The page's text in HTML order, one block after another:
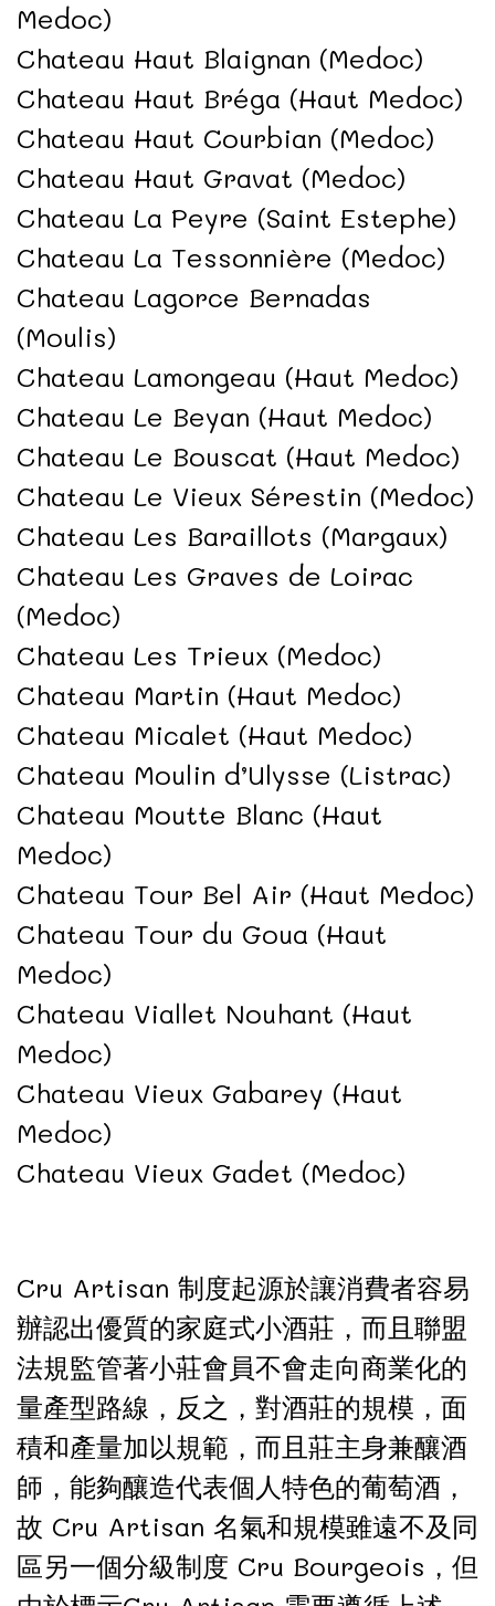
Medoc)
Chateau Haut Blaignan (Medoc)
Chateau Haut Bréga (Haut Medoc)
Chateau Haut Courbian (Medoc)
Chateau Haut Gravat (Medoc)
Chateau La Peyre (Saint Estephe)
Chateau La Tessonnière (Medoc)
Chateau Lagorce Bernadas
(Moulis)
Chateau Lamongeau (Haut Medoc)
Chateau Le Beyan (Haut Medoc)
Chateau Le Bouscat (Haut Medoc)
Chateau Le Vieux Sérestin (Medoc)
Chateau Les Baraillots (Margaux)
Chateau Les Graves de Loirac
(Medoc)
Chateau Les Trieux (Medoc)
Chateau Martin (Haut Medoc)
Chateau Micalet (Haut Medoc)
Chateau Moulin d’Ulysse (Listrac)
Chateau Moutte Blanc (Haut
Medoc)
Chateau Tour Bel Air (Haut Medoc)
Chateau Tour du Goua (Haut
Medoc)
Chateau Viallet Nouhant (Haut
Medoc)
Chateau Vieux Gabarey (Haut
Medoc)
Chateau Vieux Gadet (Medoc)
Cru Artisan 制度起源於讓消費者容易
辦認出優質的家庭式小酒莊，而且聯盟
法規監管著小莊會員不會走向商業化的
量產型路線，反之，對酒莊的規模，面
積和產量加以規範，而且莊主身兼釀酒
師，能夠釀造代表個人特色的葡萄酒，
故 Cru Artisan 名氣和規模雖遠不及同
區另一個分級制度 Cru Bourgeois，但